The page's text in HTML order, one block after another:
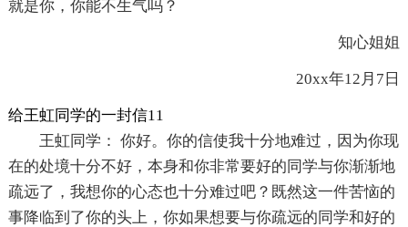
就是你，你能不生气吗？
知心姐姐
20xx年12月7日
给王虹同学的一封信11
王虹同学： 你好。你的信使我十分地难过，因为你现
在的处境十分不好，本身和你非常要好的同学与你渐渐地
疏远了，我想你的心态也十分难过吧？既然这一件苦恼的
事降临到了你的头上，你如果想要与你疏远的同学和好的